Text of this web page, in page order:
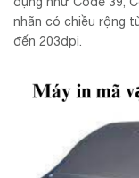
nhãn có chiều rộng
đến 203dpi.